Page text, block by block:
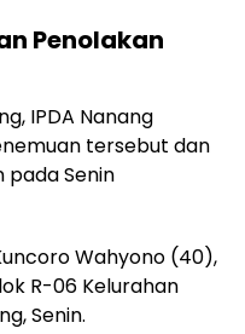
Penolakan
IPDA Nanang
tersebut dan
Senin
Wahyono (40),
R-06 Kelurahan
Senin.